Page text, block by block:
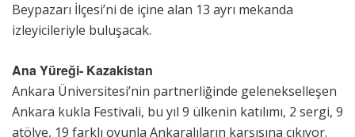
Beypazarı İlçesi’ni de içine alan 13 ayrı mekanda
izleyicileriyle buluşacak.
Ana Yüreği- Kazakistan
Ankara Üniversitesi’nin partnerliğinde gelenekselleşen
Ankara kukla Festivali, bu yıl 9 ülkenin katılımı, 2 sergi, 9
atölye, 19 farklı oyunla Ankaralıların karşısına çıkıyor.